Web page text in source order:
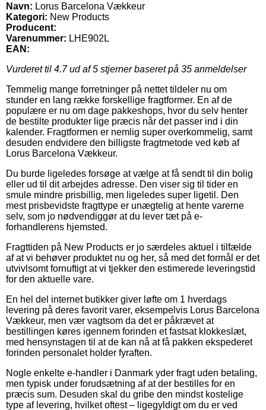
Navn: Lorus Barcelona Vækkeur
Kategori: New Products
Producent:
Varenummer: LHE902L
EAN:
Vurderet til 4.7ud af 5 stjerner baseret på 35 anmeldelser
Temmelig mange forretninger på nettet tildeler nu om
stunder en lang række forskellige fragtformer. En af de
populære er nu om dage pakkeshops, hvor du selv henter
de bestilte produkter lige præcis når det passer ind i din
kalender. Fragtformen er nemlig super overkommelig, samt
desuden endvidere den billigste fragtmetode ved køb af
Lorus Barcelona Vækkeur.
Du burde ligeledes forsøge at vælge at få sendt til din bolig
eller ud til dit arbejdes adresse. Den viser sig til tider en
smule mindre prisbillig, men ligeledes super ligetil. Den
mest prisbevidste fragttype er unægtelig at hente varerne
selv, som jo nødvendiggør at du lever tæt på e-
forhandlerens hjemsted.
Fragttiden på New Products er jo særdeles aktuel i tilfælde
af at vi behøver produktet nu og her, så med det formål er det
utvivlsomt fornuftigt at vi tjekker den estimerede leveringstid
for den aktuelle vare.
En hel del internet butikker giver løfte om 1 hverdags
levering på deres favorit varer, eksempelvis Lorus Barcelona
Vækkeur, men vær vagtsom da det er påkrævet at
bestillingen køres igennem forinden et fastsat klokkeslæt,
med hensynstagen til at de kan nå at få pakken ekspederet
forinden personalet holder fyraften.
Nogle enkelte e-handler i Danmark yder fragt uden betaling,
men typisk under forudsætning af at der bestilles for en
præcis sum. Desuden skal du gribe den mindst kostelige
type af levering, hvilket oftest – ligegyldigt om du er ved